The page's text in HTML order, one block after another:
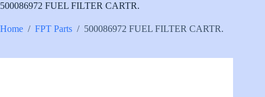
500086972 FUEL FILTER CARTR.
Home / FPT Parts / 500086972 FUEL FILTER CARTR.